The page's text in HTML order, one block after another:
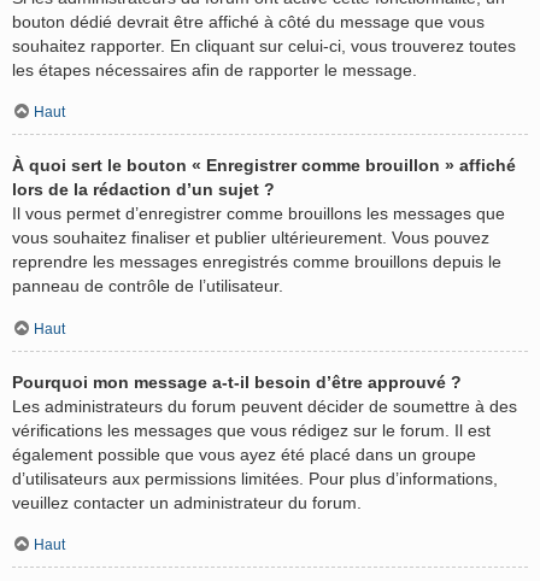
bouton dédié devrait être affiché à côté du message que vous
souhaitez rapporter. En cliquant sur celui-ci, vous trouverez toutes
les étapes nécessaires afin de rapporter le message.
Haut
À quoi sert le bouton « Enregistrer comme brouillon » affiché
lors de la rédaction d’un sujet ?
Il vous permet d’enregistrer comme brouillons les messages que
vous souhaitez finaliser et publier ultérieurement. Vous pouvez
reprendre les messages enregistrés comme brouillons depuis le
panneau de contrôle de l’utilisateur.
Haut
Pourquoi mon message a-t-il besoin d’être approuvé ?
Les administrateurs du forum peuvent décider de soumettre à des
vérifications les messages que vous rédigez sur le forum. Il est
également possible que vous ayez été placé dans un groupe
d’utilisateurs aux permissions limitées. Pour plus d’informations,
veuillez contacter un administrateur du forum.
Haut